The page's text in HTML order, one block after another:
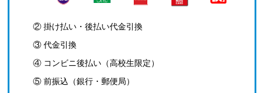
② 掛け払い・後払い代金引換
③ 代金引換
④ コンビニ後払い（高校生限定）
⑤ 前振込（銀行・郵便局）